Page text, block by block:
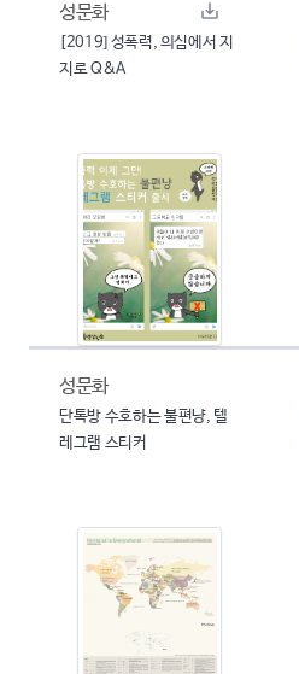
성문화
[2019] 성폭력, 의심에서 지
지로 Q&A
성문화
단톡방 수호하는 불편냥, 텔
레그램 스티커